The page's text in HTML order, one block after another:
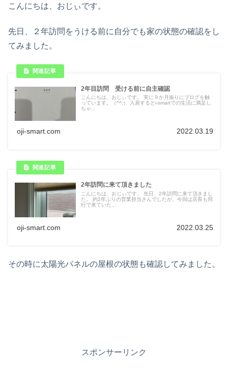
こんにちは、おじぃです。
先日、２年訪問をうける前に自分でも家の状態の確認をし
てみました。
2年目訪問 受ける前に自主確認
こんにちは、おじぃです。 実に９か月振りにブログを触
っています。（^^;） 入居するとi-smartでの生活に満足し
ちゃ...
oji-smart.com 2022.03.19
2年訪問に来て頂きました
こんにちは、おじぃです。 先日、2年訪問に来て頂きまし
た。 約2年ぶりの営業担当さんでしたが、今回は店長も同
行で来ていた...
oji-smart.com 2022.03.25
その時に太陽光パネルの屋根の状態も確認してみました。
スポンサーリンク